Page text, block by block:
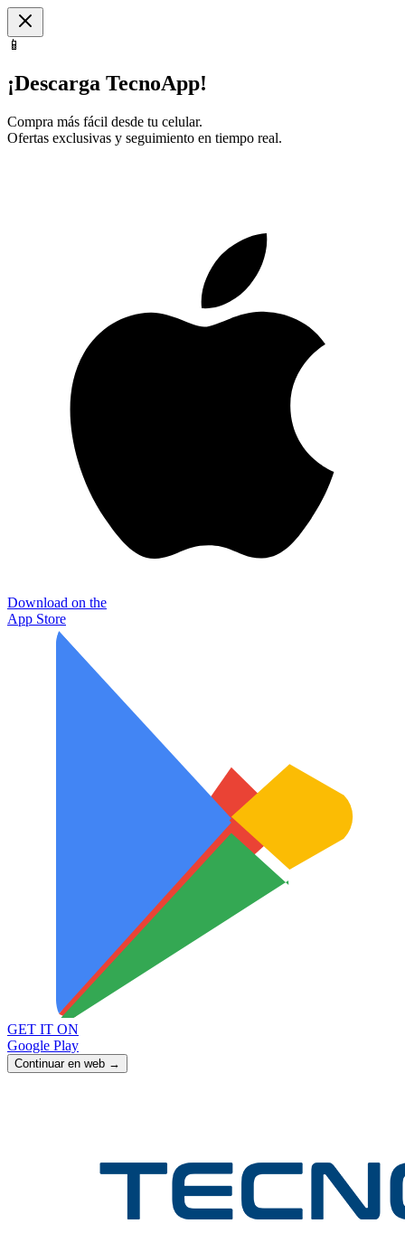
📱
¡Descarga TecnoApp!
Compra más fácil desde tu celular.
Ofertas exclusivas y seguimiento en tiempo real.
Download on the
App Store
GET IT ON
Google Play
Continuar en web →